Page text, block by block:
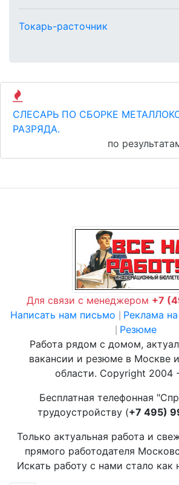
Токарь-расточник
СЛЕСАРЬ ПО СБОРКЕ
РАЗРЯДА.
по
Для связи с менеджером +7
Написать нам письмо
Реклама
Резюме
Работа рядом с домом,
вакансии и резюме в Москве
области. Copyright 2004
Бесплатная телефонная
трудоустройству (+7 495)
Только актуальная работа и
прямого работодателя
Искать работу с нами стало как